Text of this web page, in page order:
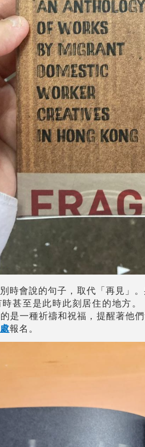
時會說的句子，取代「再見」
甚至是此時此刻居住的地方
的是一種祈禱和祝福，提醒著他
報名。